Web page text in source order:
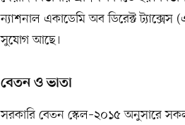
ন্যাশনাল একাডেমি অব ডিরেক্ট ট্যাক্সেস
সুযোগ আছে।
বেতন ও ভাতা
সরকারি বেতন স্কেল–২০১৫ অনুসারে